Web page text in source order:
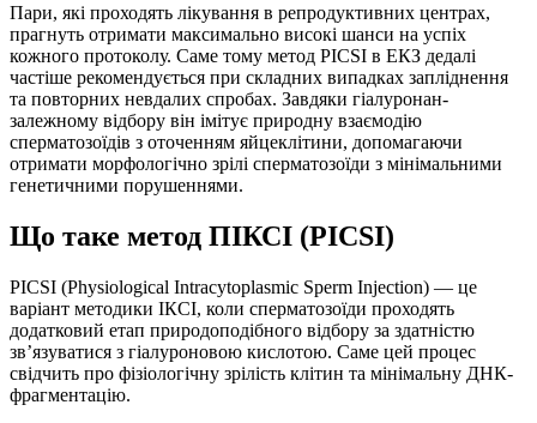
Пари, які проходять лікування в репродуктивних центрах,
прагнуть отримати максимально високі шанси на успіх
кожного протоколу. Саме тому метод PICSI в ЕКЗ дедалі
частіше рекомендується при складних випадках запліднення
та повторних невдалих спробах. Завдяки гіалуронан-
залежному відбору він імітує природну взаємодію
сперматозоїдів з оточенням яйцеклітини, допомагаючи
отримати морфологічно зрілі сперматозоїди з мінімальними
генетичними порушеннями.
Що таке метод ПІКСІ (PICSI)
PICSI (Physiological Intracytoplasmic Sperm Injection) — це
варіант методики ІКСІ, коли сперматозоїди проходять
додатковий етап природоподібного відбору за здатністю
зв’язуватися з гіалуроновою кислотою. Саме цей процес
свідчить про фізіологічну зрілість клітин та мінімальну ДНК-
фрагментацію.